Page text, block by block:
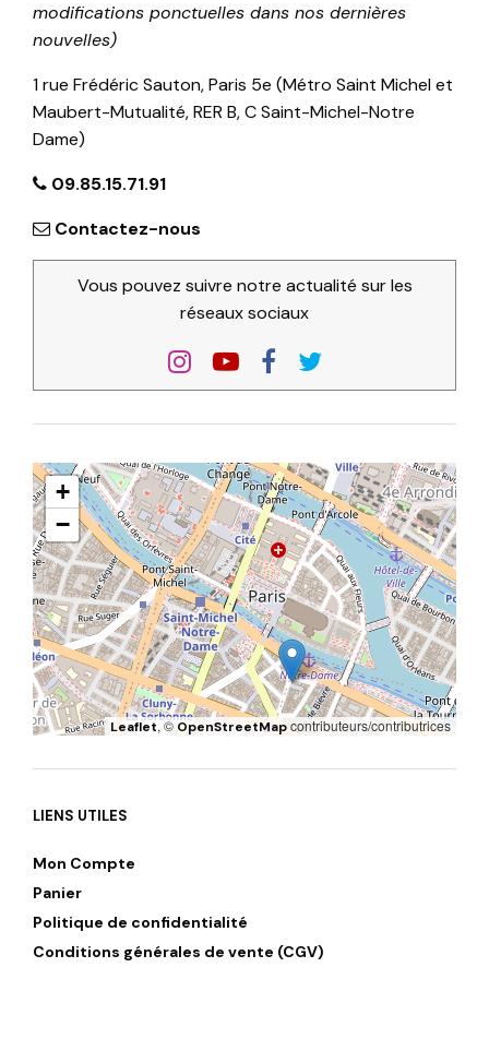
modifications ponctuelles dans nos dernières
nouvelles)
1 rue Frédéric Sauton, Paris 5e (Métro Saint Michel et
Maubert-Mutualité, RER B, C Saint-Michel-Notre
Dame)
09.85.15.71.91
Contactez-nous
Vous pouvez suivre notre actualité sur les
réseaux sociaux
+
−
Leaflet, ©OpenStreetMapcontributeurs/contributrices
LIENS UTILES
Mon Compte
Panier
Politique de confidentialité
Conditions générales de vente (CGV)